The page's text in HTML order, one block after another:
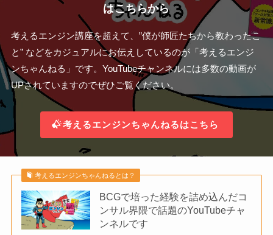
はこちらから
考えるエンジン講座を超えて、”僕が師匠たちから教わったこ
と” などをカジュアルにお伝えしているのが「考えるエンジ
ンちゃんねる」です。YouTubeチャンネルには多数の動画が
UPされていますのでぜひご覧ください。
考えるエンジンちゃんねるはこちら
考えるエンジンちゃんねるとは？
BCGで培った経験を詰め込んだコ
ンサル界隈で話題のYouTubeチャ
ンネルです